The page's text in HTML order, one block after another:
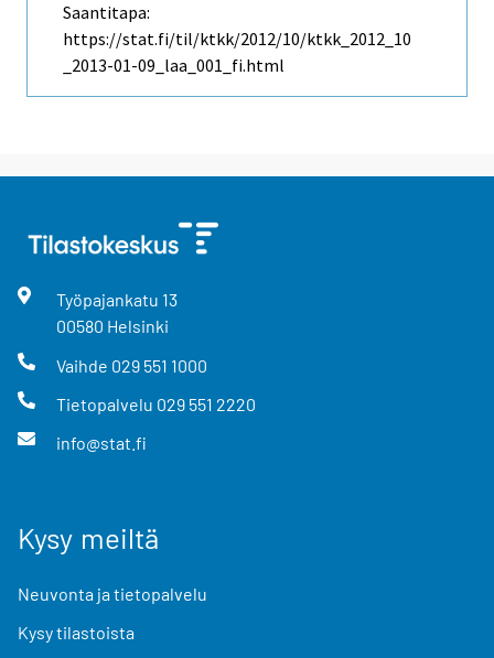
Saantitapa:
https://stat.fi/til/ktkk/2012/10/ktkk_2012_10
_2013-01-09_laa_001_fi.html
Työpajankatu 13
00580 Helsinki
Vaihde 029 551 1000
Tietopalvelu 029 551 2220
info@stat.fi
Kysy meiltä
Neuvonta ja tietopalvelu
Kysy tilastoista